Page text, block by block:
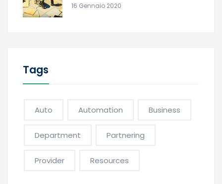
16 Gennaio 2020
Tags
Auto Automation Business
Department Partnering
Provider Resources